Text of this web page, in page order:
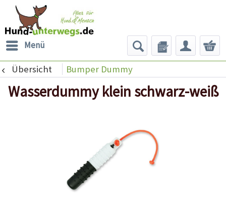
Menü
Übersicht Bumper Dummy
Wasserdummy klein schwarz-weiß